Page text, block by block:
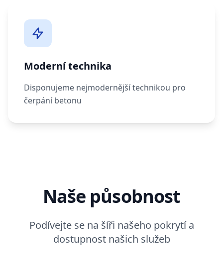
Moderní technika
Disponujeme nejmodernější technikou pro
čerpání betonu
Naše působnost
Podívejte se na šíři našeho pokrytí a
dostupnost našich služeb